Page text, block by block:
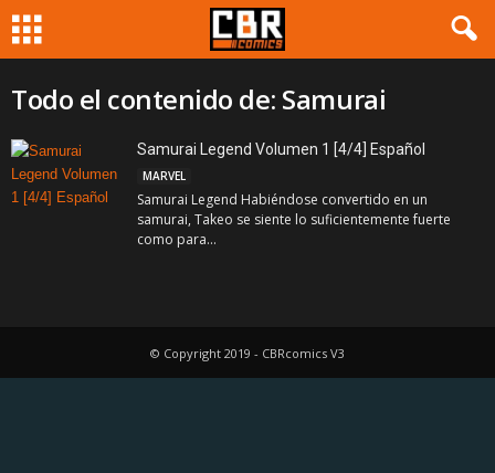
Todo el contenido de: Samurai
Samurai Legend Volumen 1 [4/4] Español
MARVEL
Samurai Legend Habiéndose convertido en un
samurai, Takeo se siente lo suficientemente fuerte
como para...
© Copyright 2019 - CBRcomics V3